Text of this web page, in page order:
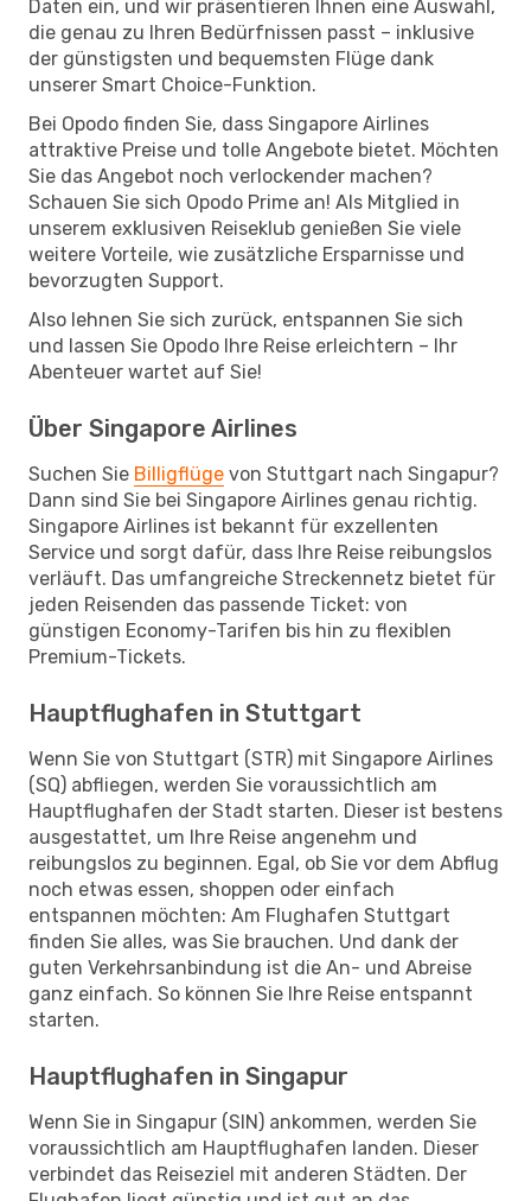
Daten ein, und wir präsentieren Ihnen eine Auswahl,
die genau zu Ihren Bedürfnissen passt – inklusive
der günstigsten und bequemsten Flüge dank
unserer Smart Choice-Funktion.
Bei Opodo finden Sie, dass Singapore Airlines
attraktive Preise und tolle Angebote bietet. Möchten
Sie das Angebot noch verlockender machen?
Schauen Sie sich Opodo Prime an! Als Mitglied in
unserem exklusiven Reiseklub genießen Sie viele
weitere Vorteile, wie zusätzliche Ersparnisse und
bevorzugten Support.
Also lehnen Sie sich zurück, entspannen Sie sich
und lassen Sie Opodo Ihre Reise erleichtern – Ihr
Abenteuer wartet auf Sie!
Über Singapore Airlines
Suchen Sie Billigflüge von Stuttgart nach Singapur?
Dann sind Sie bei Singapore Airlines genau richtig.
Singapore Airlines ist bekannt für exzellenten
Service und sorgt dafür, dass Ihre Reise reibungslos
verläuft. Das umfangreiche Streckennetz bietet für
jeden Reisenden das passende Ticket: von
günstigen Economy-Tarifen bis hin zu flexiblen
Premium-Tickets.
Hauptflughafen in Stuttgart
Wenn Sie von Stuttgart (STR) mit Singapore Airlines
(SQ) abfliegen, werden Sie voraussichtlich am
Hauptflughafen der Stadt starten. Dieser ist bestens
ausgestattet, um Ihre Reise angenehm und
reibungslos zu beginnen. Egal, ob Sie vor dem Abflug
noch etwas essen, shoppen oder einfach
entspannen möchten: Am Flughafen Stuttgart
finden Sie alles, was Sie brauchen. Und dank der
guten Verkehrsanbindung ist die An- und Abreise
ganz einfach. So können Sie Ihre Reise entspannt
starten.
Hauptflughafen in Singapur
Wenn Sie in Singapur (SIN) ankommen, werden Sie
voraussichtlich am Hauptflughafen landen. Dieser
verbindet das Reiseziel mit anderen Städten. Der